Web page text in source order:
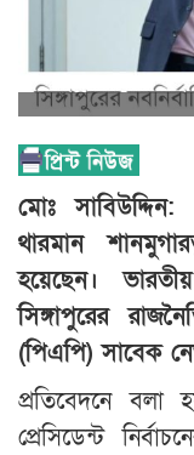
মোঃ সাবিউদ্দিন:
থারমান
হয়েছেন।
সিঙ্গাপুরের
(পিএপি) সাবেক
প্রতিবেদনে বলা
প্রেসিডেন্ট